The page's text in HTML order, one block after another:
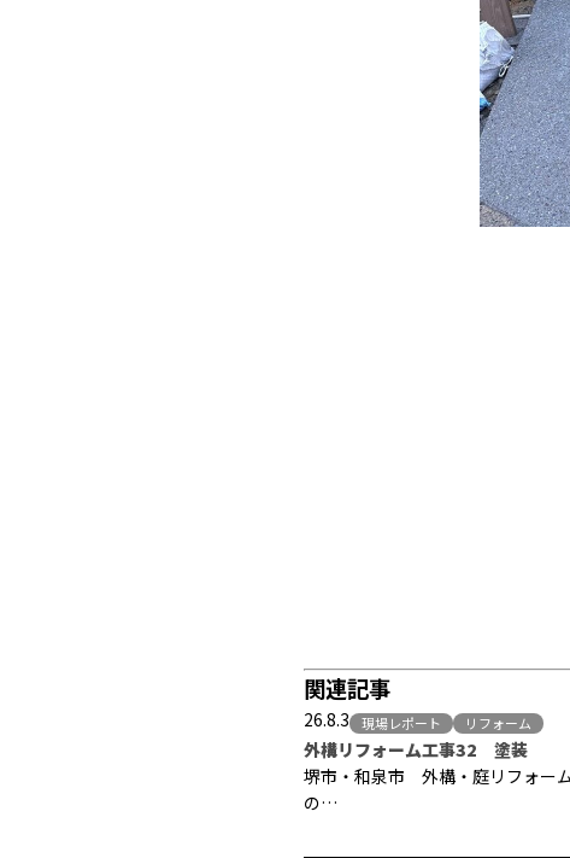
関連記事
26.8.3 現場レポート リフォーム
外構リフォーム工事32 塗装
堺市・和泉市 外構・庭リフォー
の…